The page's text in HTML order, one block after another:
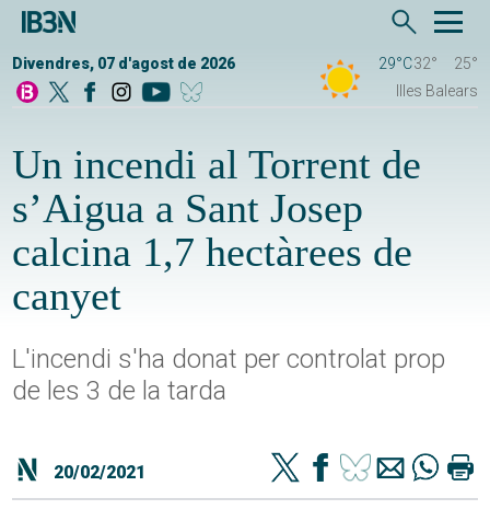
Divendres, 07 d'agost de 2026 29°C32°
25°
Illes Balears
Un incendi al Torrent de
s’Aigua a Sant Josep
calcina 1,7 hectàrees de
canyet
L'incendi s'ha donat per controlat prop
de les 3 de la tarda
20/02/2021